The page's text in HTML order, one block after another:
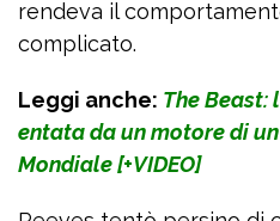
rendeva il
complicato.
Leggi anche: The Beast:
entata da un motore di
Mondiale [+VIDEO]